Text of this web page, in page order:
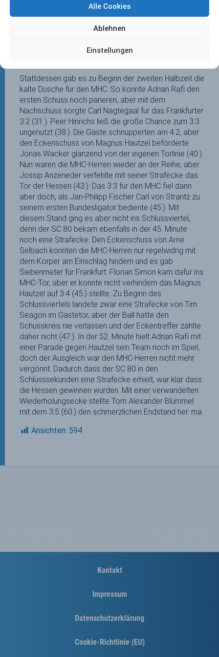
Alle Cookies
Ablehnen
Einstellungen
bejubeln. Die Gelegenheit selbst in Führung zu gehen,
ließen die MHC-Herren aber aus, als Luis Holste mit
einer Strafecke an Doufrain scheiterte (29.) und wenig
Seagon und Lenn Hoffmann keinen Erfolg brachte,
Stattdessen gab es zu Beginn der zweiten Halbzeit die
kalte Dusche für den MHC. So konnte Adrian Rafi den
ersten Schuss noch parieren, aber mit dem
Nachschuss sorgte Carl Nagtegaal für das Frankfurter
3:2 (31.). Peer Hinrichs ließ die große Chance zum 3:3
ungenutzt (38.). Die Gäste schnupperten am 4:2, aber
den Eckenschuss von Magnus Hautzel beförderte
Jonas Wacker glänzend von der eigenen Torlinie (40.).
Nun waren die MHC-Herren wieder an der Reihe, aber
Jossip Anzeneder verfehlte mit seiner Strafecke das
Tor der Hessen (43.). Das 3:3 für den MHC fiel dann
aber doch, als Jan-Philipp Fischer Carl von Strantz zu
seinem ersten Bundesligator bediente (45.). Mit
diesem Stand ging es aber nicht ins Schlussviertel,
denn der SC 80 bekam ebenfalls in der 45. Minute
noch eine Strafecke. Den Eckenschuss von Arne
Selbach konnten die MHC-Herren nur regelwidrig mit
dem Körper am Einschlag hindern und es gab
Siebenmeter für Frankfurt. Florian Simon kam dafür ins
MHC-Tor, aber er konnte nicht verhindern das Magnus
Hautzel auf 3:4 (45.) stellte. Zu Beginn des
Schlussviertels landete zwar eine Strafecke von Tim
Seagon im Gästetor, aber der Ball hatte den
Schusskreis nie verlassen und der Eckentreffer zählte
daher nicht (47.). In der 52. Minute hielt Adrian Rafi mit
einer Parade gegen Hautzel sein Team noch im Spiel,
doch der Ausgleich war den MHC-Herren nicht mehr
vergönnt. Dadurch dass der SC 80 in den
Schlusssekunden eine Strafecke erhielt, war klar dass
die Hessen gewinnen würden. Mit einer verwandelten
Wiederholungsecke stellte Tom Alexander Blümmel
mit dem 3:5 (60.) den schmerzlichen Endstand her. ma
Ansichten: 594
Kontakt
Impressum
Datenschutzerklärung
Cookie-Richtlinie (EU)